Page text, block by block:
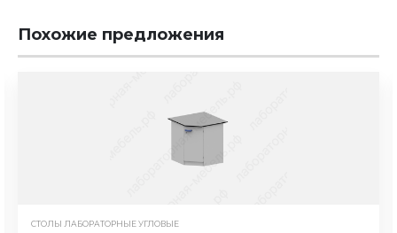
Похожие предложения
СТОЛЫ ЛАБОРАТОРНЫЕ УГЛОВЫЕ